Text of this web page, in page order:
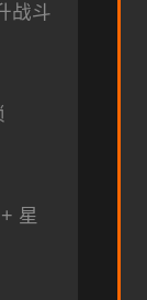
战斗
星